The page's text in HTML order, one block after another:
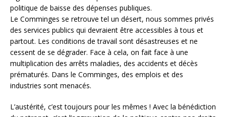
politique de baisse des dépenses publiques.
Le Comminges se retrouve tel un désert, nous sommes privés
des services publics qui devraient être accessibles à tous et
partout. Les conditions de travail sont désastreuses et ne
cessent de se dégrader. Face à cela, on fait face à une
multiplication des arrêts maladies, des accidents et décès
prématurés. Dans le Comminges, des emplois et des
industries sont menacés.
L’austérité, c’est toujours pour les mêmes ! Avec la bénédiction